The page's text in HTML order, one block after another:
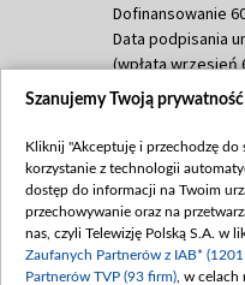
Dofinansowanie
Data podpisania
(wpłata wrzesień
Dofinansowanie
(wpłata wrzesień
mln, listopad 265
Dofinansowanie
Data podpisania
(wpłata grudzień
Szanujemy Twoją prywatność
Kliknij "Akceptuję i przechodzę do
korzystanie z technologii
dostęp do informacji na Twoim
przechowywanie oraz na
nas, czyli Telewizję Polską S.A. w
Zaufanych Partnerów z IAB*
Partnerów TVP (93 firm) , w